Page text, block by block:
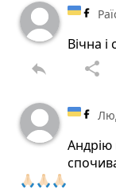
Вічна
reply share
Андрію
🙏🏻🙏🏻🙏🏻